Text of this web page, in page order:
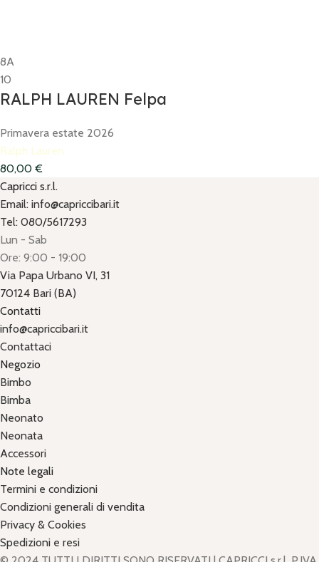
8A
10
RALPH LAUREN Felpa
Primavera estate 2026
Ralph Lauren
80,00 €
Capricci s.r.l.
Email: info@capriccibari.it
Tel: 080/5617293
Lun - Sab
Ore: 9:00 - 19:00
Via Papa Urbano VI, 31
70124 Bari (BA)
Contatti
info@capriccibari.it
Contattaci
Negozio
Bimbo
Bimba
Neonato
Neonata
Accessori
Note legali
Termini e condizioni
Condizioni generali di vendita
Privacy & Cookies
Spedizioni e resi